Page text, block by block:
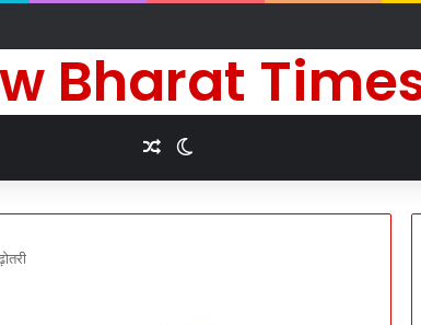
कामना के लिए किए धार्मिक अनुष्ठान
Bharat
Random Article
Switch skin